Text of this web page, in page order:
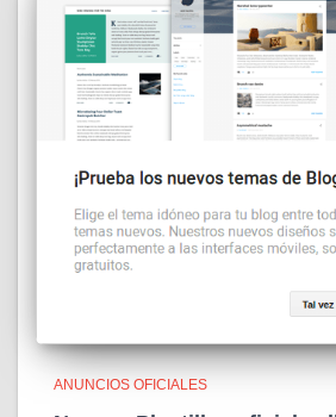
ANUNCIOS OFICIALES